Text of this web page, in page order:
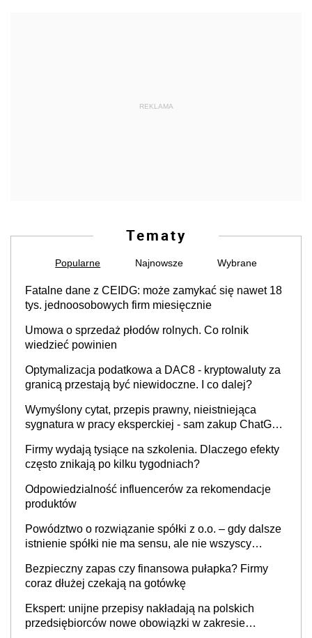
REKLAMA
Tematy
Popularne Najnowsze Wybrane
Fatalne dane z CEIDG: może zamykać się nawet 18
tys. jednoosobowych firm miesięcznie
Umowa o sprzedaż płodów rolnych. Co rolnik
wiedzieć powinien
Optymalizacja podatkowa a DAC8 - kryptowaluty za
granicą przestają być niewidoczne. I co dalej?
Wymyślony cytat, przepis prawny, nieistniejąca
sygnatura w pracy eksperckiej - sam zakup ChatGPT
Firmy wydają tysiące na szkolenia. Dlaczego efekty
często znikają po kilku tygodniach?
Odpowiedzialność influencerów za rekomendacje
produktów
Powództwo o rozwiązanie spółki z o.o. – gdy dalsze
istnienie spółki nie ma sensu, ale nie wszyscy
Bezpieczny zapas czy finansowa pułapka? Firmy
coraz dłużej czekają na gotówkę
Ekspert: unijne przepisy nakładają na polskich
przedsiębiorców nowe obowiązki w zakresie